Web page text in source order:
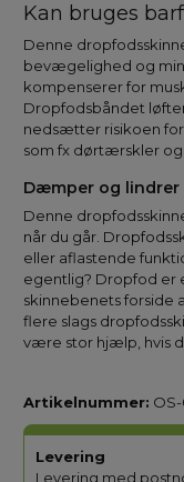
Kan bruges
Denne
bevægelighed og
kompenserer for
Dropfodsbåndet
nedsætter risikoen
som fx dørtærskler
Dæmper og
Denne
når du går.
eller aflastende
egentlig? Dropfod er
skinnebenets forside
flere slags
være stor hjælp, hvis
Artikelnummer:
Levering
Levering med